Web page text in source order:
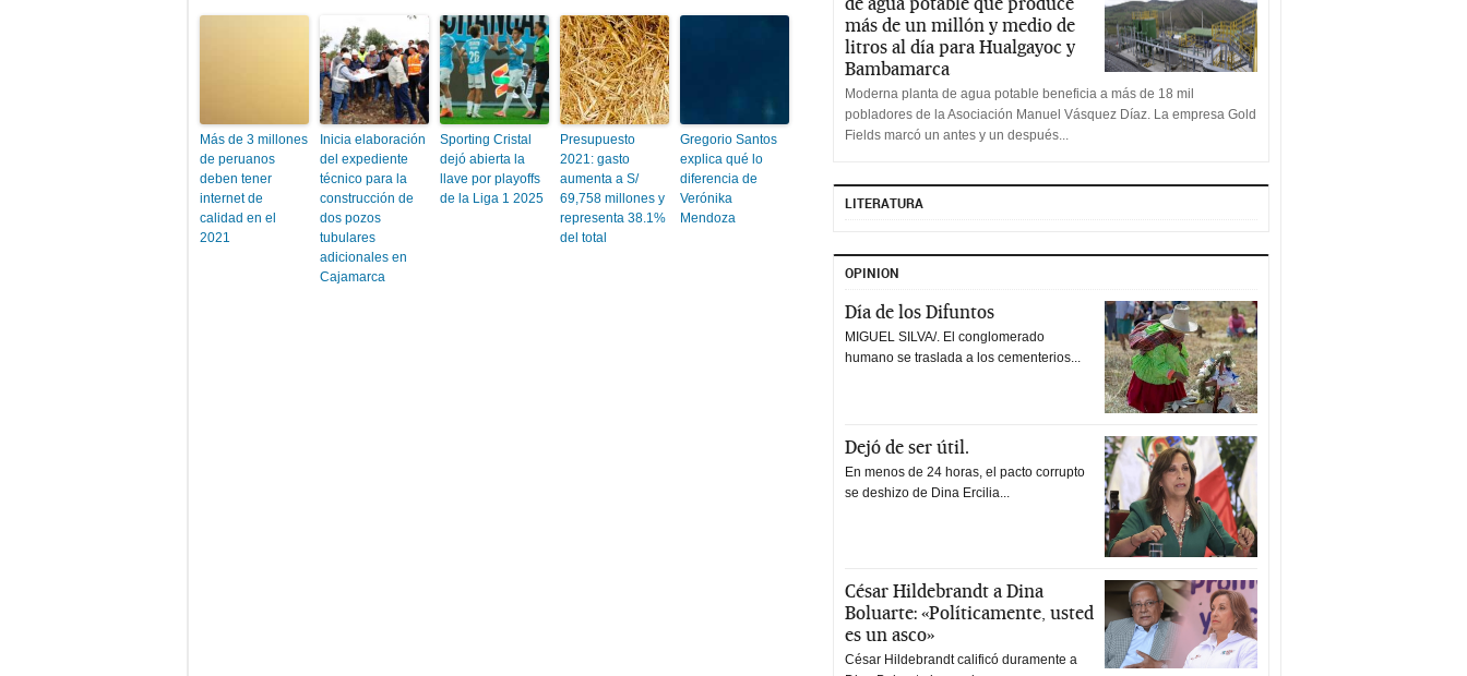
Más de 3 millones
de peruanos
deben tener
internet de
calidad en el
2021
Inicia elaboración
del expediente
técnico para la
construcción de
dos pozos
tubulares
adicionales en
Cajamarca
Sporting Cristal
dejó abierta la
llave por playoffs
de la Liga 1 2025
Presupuesto
2021: gasto
aumenta a S/
69,758 millones y
representa 38.1%
del total
Gregorio Santos
explica qué lo
diferencia de
Verónika
Mendoza
más de un millón y medio de
litros al día para Hualgayoc y
Bambamarca
Moderna planta de agua potable beneficia a más de 18 mil
pobladores de la Asociación Manuel Vásquez Díaz. La empresa Gold
Fields marcó un antes y un después...
LITERATURA
OPINION
Día de los Difuntos
MIGUEL SILVA/. El conglomerado
humano se traslada a los cementerios...
Dejó de ser útil.
En menos de 24 horas, el pacto corrupto
se deshizo de Dina Ercilia...
César Hildebrandt a Dina
Boluarte: «Políticamente, usted
es un asco»
César Hildebrandt calificó duramente a